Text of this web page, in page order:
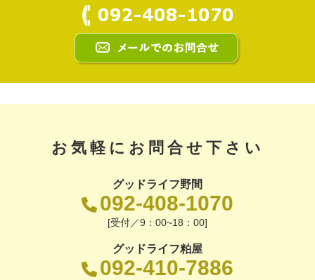
お気軽にお問合せ下さい
グッドライフ野間
092-408-1070
[受付／9：00~18：00]
グッドライフ粕屋
092-410-7886